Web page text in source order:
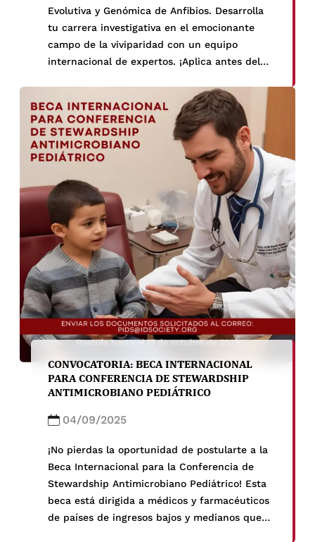
Evolutiva y Genómica de Anfibios. Desarrolla
tu carrera investigativa en el emocionante
campo de la viviparidad con un equipo
internacional de expertos. ¡Aplica antes del
CONVOCATORIA: BECA INTERNACIONAL
PARA CONFERENCIA DE STEWARDSHIP
ANTIMICROBIANO PEDIÁTRICO
04/09/2025
¡No pierdas la oportunidad de postularte a la
Beca Internacional para la Conferencia de
Stewardship Antimicrobiano Pediátrico! Esta
beca está dirigida a médicos y farmacéuticos
de países de ingresos bajos y medianos que